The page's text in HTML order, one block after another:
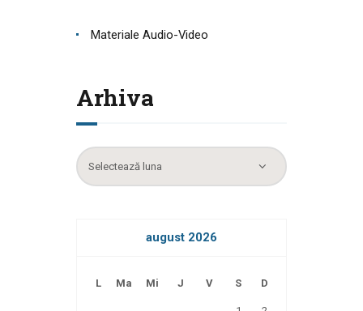
Materiale Audio-Video
Arhiva
Arhiva
august 2026
L Ma Mi J V S D